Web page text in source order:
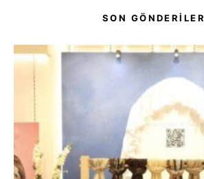
SON GÖNDERİLER